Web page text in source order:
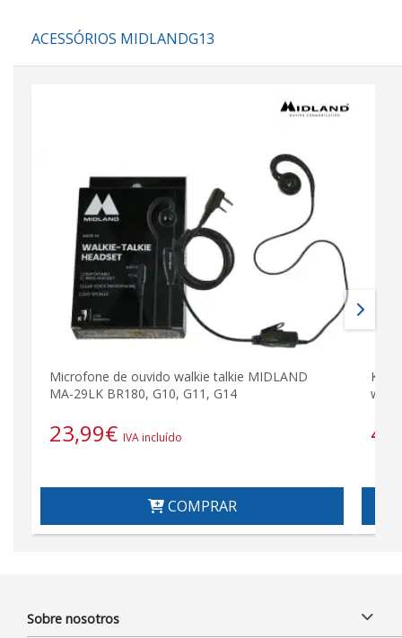
ACESSÓRIOS MIDLANDG13
Microfone de ouvido walkie talkie MIDLAND
MA-29LK BR180, G10, G11, G14
23,99€ IVA incluído
COMPRAR
Kit
Sobre nosotros